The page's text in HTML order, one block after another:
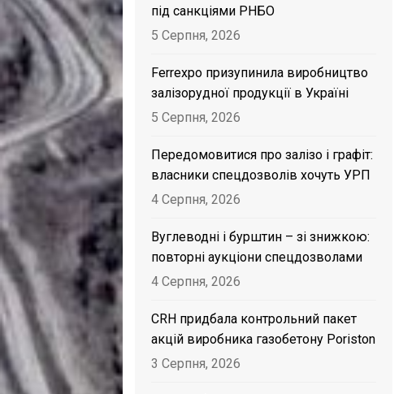
під санкціями РНБО
5 Серпня, 2026
Ferrexpo призупинила виробництво
залізорудної продукції в Україні
5 Серпня, 2026
Передомовитися про залізо і графіт:
власники спецдозволів хочуть УРП
4 Серпня, 2026
Вуглеводні і бурштин – зі знижкою:
повторні аукціони спецдозволами
4 Серпня, 2026
CRH придбала контрольний пакет
акцій виробника газобетону Poriston
3 Серпня, 2026